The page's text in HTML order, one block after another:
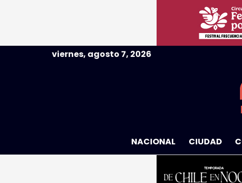
viernes, agosto 7, 2026
NACIONAL CIUDAD